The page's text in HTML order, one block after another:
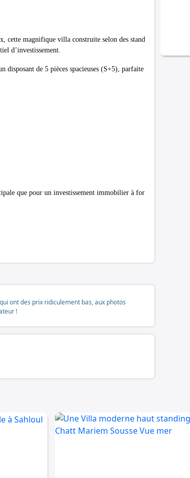
cette magnifique villa construite selon des stand
d’investissement.
disposant de 5 pièces spacieuses (S+5), parfaite
que pour un investissement immobilier à for
ont des prix ridiculement bas, aux photos
!